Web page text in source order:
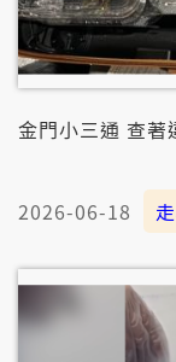
金門小三通 查著
2026-06-18